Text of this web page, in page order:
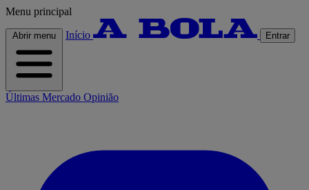
Menu principal
Abrir menu Início Entrar
Últimas Mercado Opinião